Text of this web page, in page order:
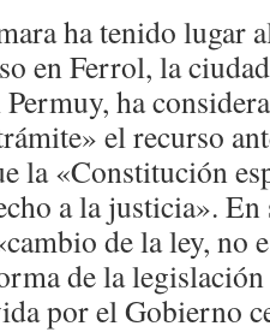
ha tenido lugar
en Ferrol, la
ha
el recurso
la «Constitución
a la justicia».
de la ley, no
de la
por el Gobierno